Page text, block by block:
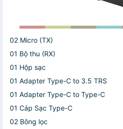
02 Micro (TX)
01 Bộ thu (RX)
01 Hộp sạc
01 Adapter Type-C to 3.5 TRS
01 Adapter Type-C to Type-C
01 Cáp Sạc Type-C
02 Bông lọc